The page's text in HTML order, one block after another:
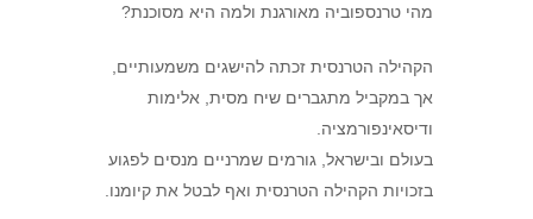
מהי טרנספוביה מאורגנת ולמה היא מסוכנת?
הקהילה הטרנסית זכתה להישגים משמעותיים,
אך במקביל מתגברים שיח מסית, אלימות
ודיסאינפורמציה.
בעולם ובישראל, גורמים שמרניים מנסים לפגוע
בזכויות הקהילה הטרנסית ואף לבטל את קיומנו.